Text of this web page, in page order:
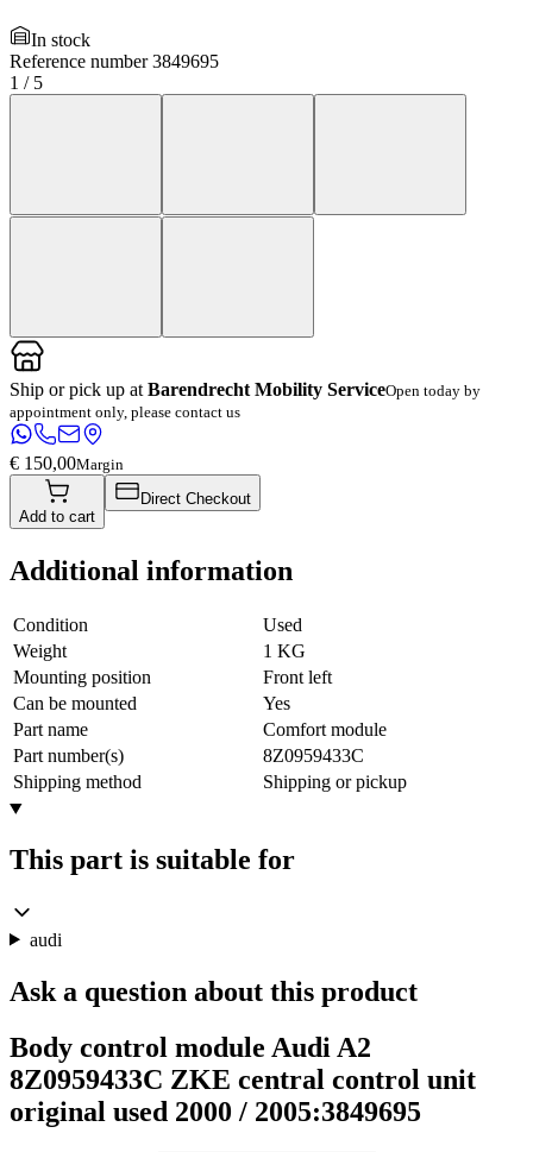
In stock
Reference number 3849695
1 / 5
Ship or pick up at Barendrecht Mobility ServiceOpen today by
appointment only, please contact us
€ 150,00Margin
Add to cart
Direct Checkout
Additional information
Condition
Used
Weight
1 KG
Mounting position
Front left
Can be mounted
Yes
Part name
Comfort module
Part number(s)
8Z0959433C
Shipping method
Shipping or pickup
This part is suitable for
audi
Ask a question about this product
Body control module Audi A2
8Z0959433C ZKE central control unit
original used 2000 / 2005:3849695